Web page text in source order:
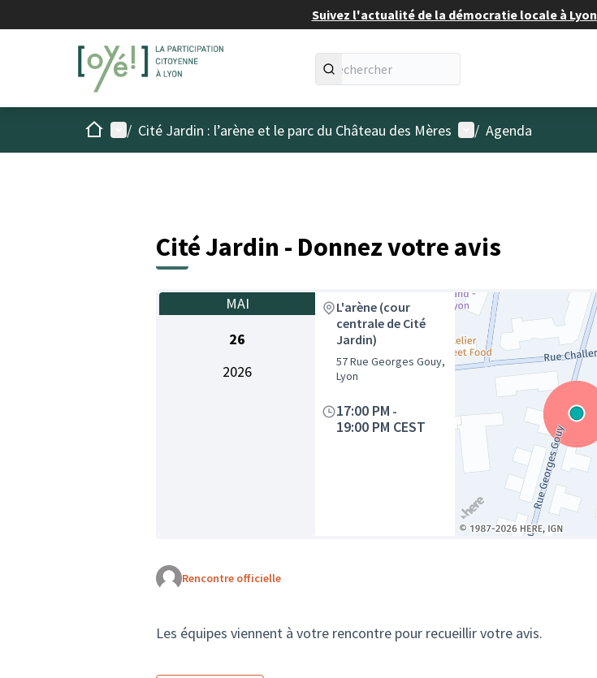
Suivez l'actualité de la démocratie locale à Lyon
AccueilMenu principal
/ Cité Jardin : l’arène et le parc du Château des Mères Menu utilisateur
/ Agenda
Cité Jardin - Donnez votre avis
MAI
26
2026
L'arène (cour
centrale de Cité
Jardin)
57 Rue Georges Gouy,
Lyon
17:00 PM -
19:00 PM CEST
Rencontre officielle
Les équipes viennent à votre rencontre pour recueillir votre avis.